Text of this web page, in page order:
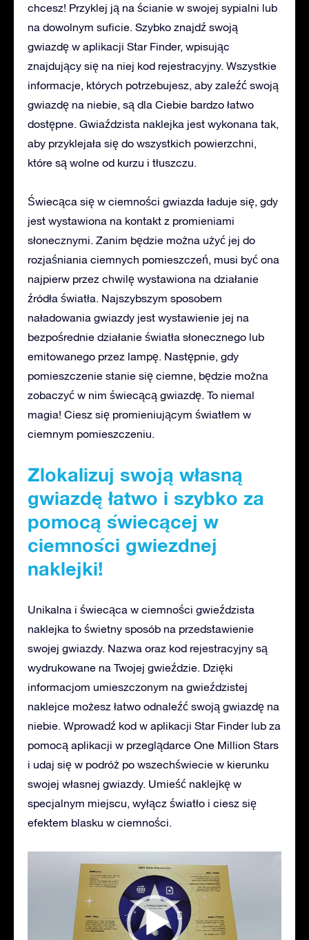
chcesz! Przyklej ją na ścianie w swojej sypialni lub
na dowolnym suficie. Szybko znajdź swoją
gwiazdę w aplikacji Star Finder, wpisując
znajdujący się na niej kod rejestracyjny. Wszystkie
informacje, których potrzebujesz, aby zaleźć swoją
gwiazdę na niebie, są dla Ciebie bardzo łatwo
dostępne. Gwiaździsta naklejka jest wykonana tak,
aby przyklejała się do wszystkich powierzchni,
które są wolne od kurzu i tłuszczu.
Świecąca się w ciemności gwiazda ładuje się, gdy
jest wystawiona na kontakt z promieniami
słonecznymi. Zanim będzie można użyć jej do
rozjaśniania ciemnych pomieszczeń, musi być ona
najpierw przez chwilę wystawiona na działanie
źródła światła. Najszybszym sposobem
naładowania gwiazdy jest wystawienie jej na
bezpośrednie działanie światła słonecznego lub
emitowanego przez lampę. Następnie, gdy
pomieszczenie stanie się ciemne, będzie można
zobaczyć w nim świecącą gwiazdę. To niemal
magia! Ciesz się promieniującym światłem w
ciemnym pomieszczeniu.
Zlokalizuj swoją własną
gwiazdę łatwo i szybko za
pomocą świecącej w
ciemności gwiezdnej
naklejki!
Unikalna i świecąca w ciemności gwieździsta
naklejka to świetny sposób na przedstawienie
swojej gwiazdy. Nazwa oraz kod rejestracyjny są
wydrukowane na Twojej gwieździe. Dzięki
informacjom umieszczonym na gwieździstej
naklejce możesz łatwo odnaleźć swoją gwiazdę na
niebie. Wprowadź kod w aplikacji Star Finder lub za
pomocą aplikacji w przeglądarce One Million Stars
i udaj się w podróż po wszechświecie w kierunku
swojej własnej gwiazdy. Umieść naklejkę w
specjalnym miejscu, wyłącz światło i ciesz się
efektem blasku w ciemności.